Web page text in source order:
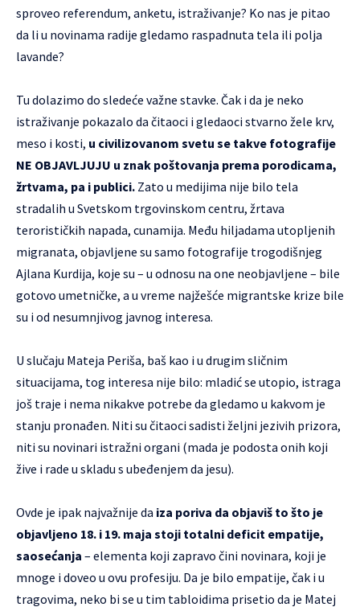
sproveo referendum, anketu, istraživanje? Ko nas je pitao
da li u novinama radije gledamo raspadnuta tela ili polja
lavande?
Tu dolazimo do sledeće važne stavke. Čak i da je neko
istraživanje pokazalo da čitaoci i gledaoci stvarno žele krv,
meso i kosti, u civilizovanom svetu se takve fotografije
NE OBJAVLJUJU u znak poštovanja prema porodicama,
žrtvama, pa i publici. Zato u medijima nije bilo tela
stradalih u Svetskom trgovinskom centru, žrtava
terorističkih napada, cunamija. Među hiljadama utopljenih
migranata, objavljene su samo fotografije trogodišnjeg
Ajlana Kurdija, koje su – u odnosu na one neobjavljene – bile
gotovo umetničke, a u vreme najžešće migrantske krize bile
su i od nesumnjivog javnog interesa.
U slučaju Mateja Periša, baš kao i u drugim sličnim
situacijama, tog interesa nije bilo: mladić se utopio, istraga
još traje i nema nikakve potrebe da gledamo u kakvom je
stanju pronađen. Niti su čitaoci sadisti željni jezivih prizora,
niti su novinari istražni organi (mada je podosta onih koji
žive i rade u skladu s ubeđenjem da jesu).
Ovde je ipak najvažnije da iza poriva da objaviš to što je
objavljeno 18. i 19. maja stoji totalni deficit empatije,
saosećanja – elementa koji zapravo čini novinara, koji je
mnoge i doveo u ovu profesiju. Da je bilo empatije, čak i u
tragovima, neko bi se u tim tabloidima prisetio da je Matej